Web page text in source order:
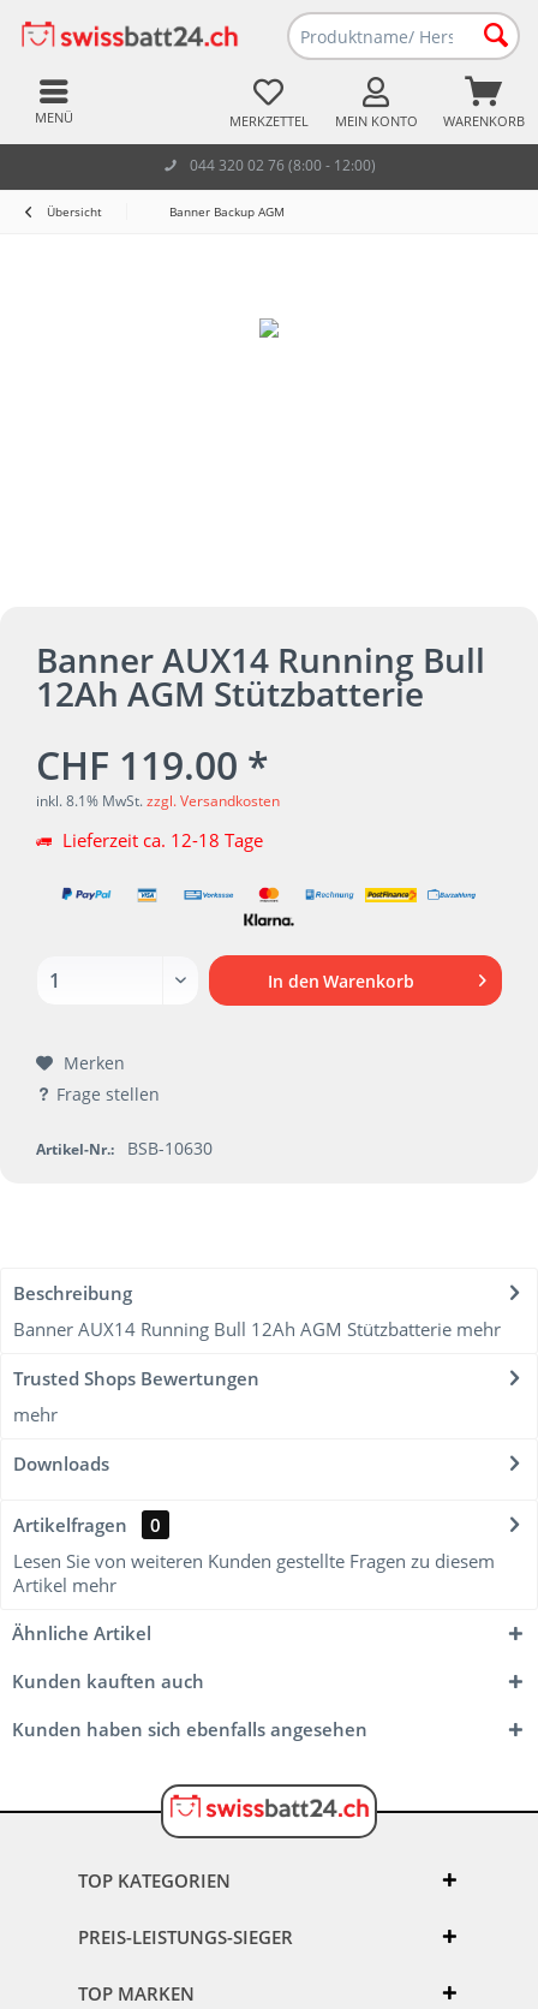
044 320 02 76 (8:00 - 12:00)
WARENKORB
MERKZETTEL MEIN KONTO
MENÜ
Übersicht Banner Backup AGM
Banner AUX14 Running Bull
12Ah AGM Stützbatterie
CHF 119.00 *
inkl. 8.1% MwSt.zzgl. Versandkosten
Lieferzeit ca. 12-18 Tage
In den Warenkorb
Merken
Frage stellen
Artikel-Nr.: BSB-10630
Beschreibung
Banner AUX14 Running Bull 12Ah AGM Stützbatterie mehr
Trusted Shops Bewertungen
mehr
Downloads
Artikelfragen
0
Lesen Sie von weiteren Kunden gestellte Fragen zu diesem
Artikel mehr
Ähnliche Artikel
Kunden kauften auch
Kunden haben sich ebenfalls angesehen
TOP KATEGORIEN
PREIS-LEISTUNGS-SIEGER
TOP MARKEN